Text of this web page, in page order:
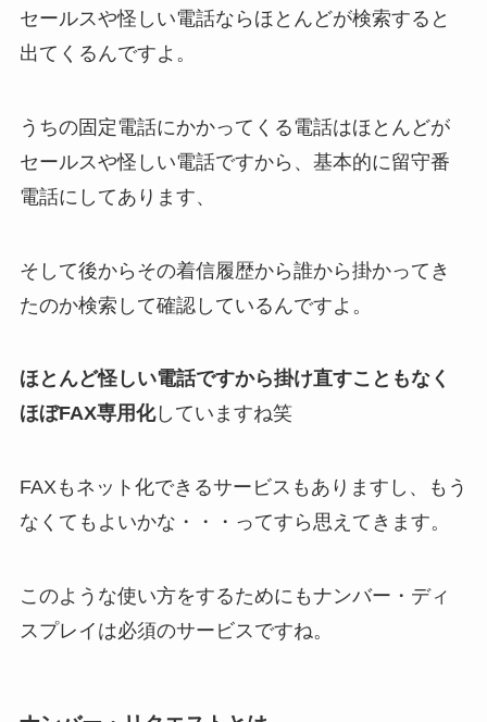
セールスや怪しい電話ならほとんどが検索すると
出てくるんですよ。
うちの固定電話にかかってくる電話はほとんどが
セールスや怪しい電話ですから、基本的に留守番
電話にしてあります、
そして後からその着信履歴から誰から掛かってき
たのか検索して確認しているんですよ。
ほとんど怪しい電話ですから掛け直すこともなく
ほぼFAX専用化していますね笑
FAXもネット化できるサービスもありますし、もう
なくてもよいかな・・・ってすら思えてきます。
このような使い方をするためにもナンバー・ディ
スプレイは必須のサービスですね。